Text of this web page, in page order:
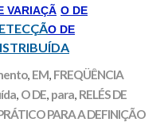
VARIAÇÃ O DE
O DE
, EM, FREQÜÊNCIA
, O DE, para, RELÉS DE
PARA A DEFINIÇÃO